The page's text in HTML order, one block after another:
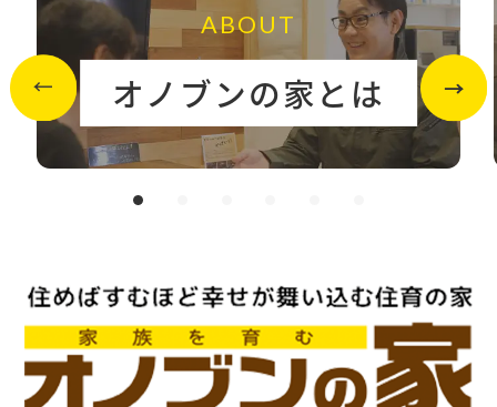
ABOUT
オノブンの家とは